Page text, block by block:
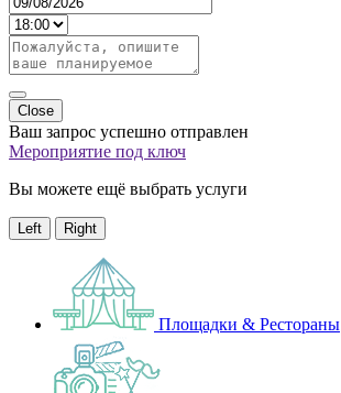
Close
Ваш запрос успешно отправлен
Мероприятие под ключ
Вы можете ещё выбрать услуги
Left Right
Площадки & Рестораны